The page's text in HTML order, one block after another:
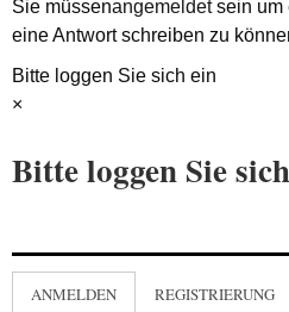
Sie müssenangemeldetsein um
eine Antwort schreiben zu
Bitte loggen Sie sich ein
×
Bitte loggen Sie
ANMELDEN REGISTRIERUNG